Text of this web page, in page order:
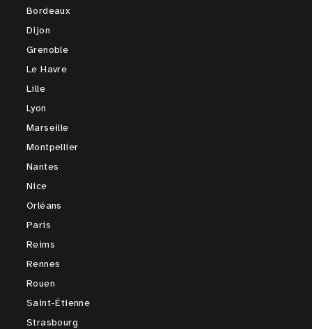
Bordeaux
Dijon
Grenoble
Le Havre
Lille
Lyon
Marseille
Montpellier
Nantes
Nice
Orléans
Paris
Reims
Rennes
Rouen
Saint-Étienne
Strasbourg